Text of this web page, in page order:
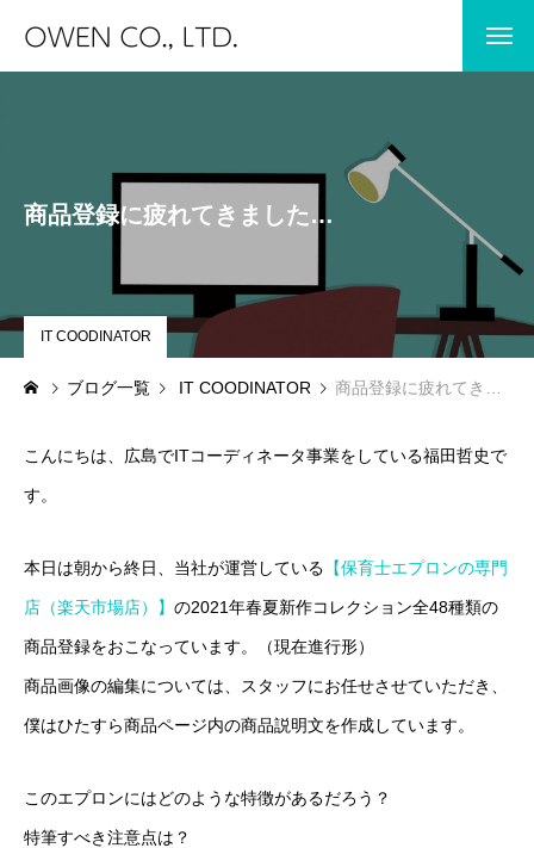
JIBUN IC
IT COODINATOR
DIARY
JIBUN IC 保育士専門求人サイト JIBUN IC
商品登録に疲れてきました…
IT COODINATOR
ブログ一覧 IT COODINATOR 商品登録に疲れてきました…
こんにちは、広島でITコーディネータ事業をしている福田哲史で
す。
本日は朝から終日、当社が運営している 【保育士エプロンの専門
店（楽天市場店）】 の2021年春夏新作コレクション全48種類の
商品登録をおこなっています。（現在進行形）
商品画像の編集については、スタッフにお任せさせていただき、
僕はひたすら商品ページ内の商品説明文を作成しています。
このエプロンにはどのような特徴があるだろう？
特筆すべき注意点は？